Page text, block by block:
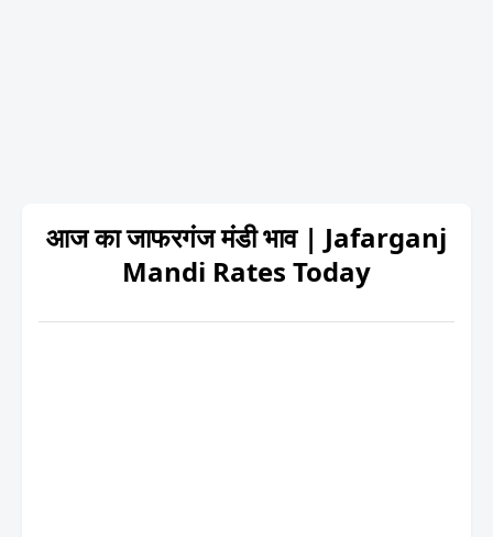
आज का जाफरगंज मंडी भाव | Jafarganj
Mandi Rates Today